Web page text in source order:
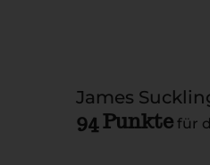
in jeder
James
94 Punkte für